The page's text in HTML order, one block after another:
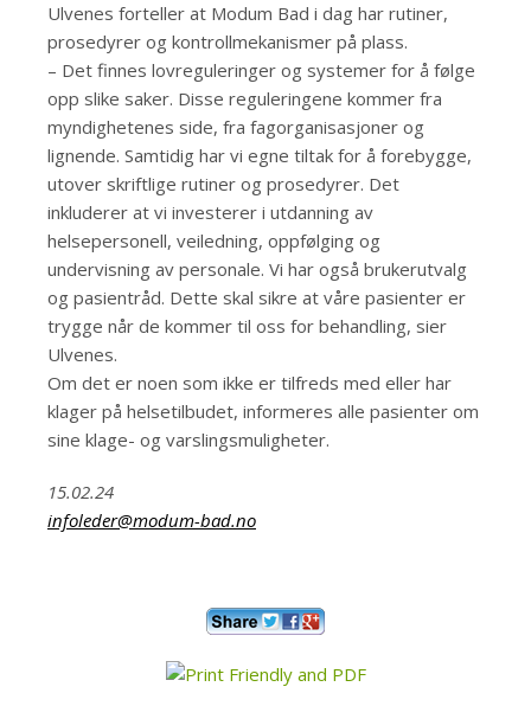
Ulvenes forteller at Modum Bad i dag har rutiner,
prosedyrer og kontrollmekanismer på plass.
– Det finnes lovreguleringer og systemer for å følge
opp slike saker. Disse reguleringene kommer fra
myndighetenes side, fra fagorganisasjoner og
lignende. Samtidig har vi egne tiltak for å forebygge,
utover skriftlige rutiner og prosedyrer. Det
inkluderer at vi investerer i utdanning av
helsepersonell, veiledning, oppfølging og
undervisning av personale. Vi har også brukerutvalg
og pasientråd. Dette skal sikre at våre pasienter er
trygge når de kommer til oss for behandling, sier
Ulvenes.
Om det er noen som ikke er tilfreds med eller har
klager på helsetilbudet, informeres alle pasienter om
sine klage- og varslingsmuligheter.
15.02.24
infoleder@modum-bad.no